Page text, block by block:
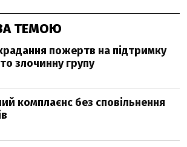
ТЕМОЮ
пожертв на підтримку
злочинну групу
комплаєнс без сповільнення